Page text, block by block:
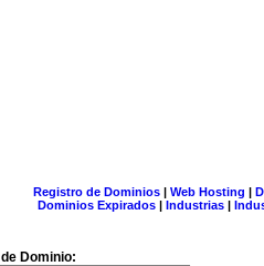
Registro de Dominios| Web Hosting |
Dominios Expirados | Industrias |
Dominio: